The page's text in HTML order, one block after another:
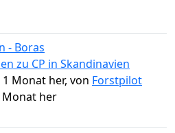
- Boras
zu CP in Skandinavien
Monat her, von Forstpilot
Monat her